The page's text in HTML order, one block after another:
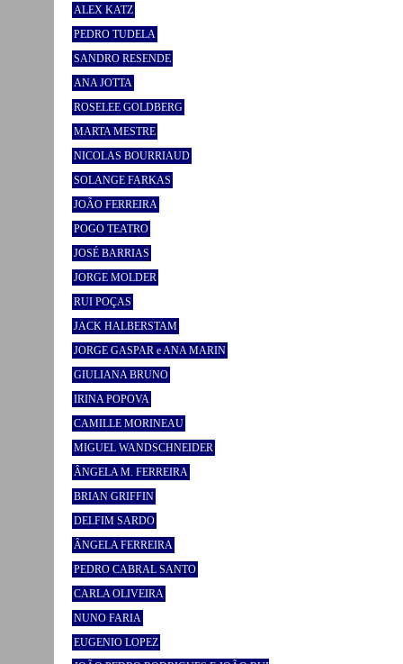
ALEX KATZ
PEDRO TUDELA
SANDRO RESENDE
ANA JOTTA
ROSELEE GOLDBERG
MARTA MESTRE
NICOLAS BOURRIAUD
SOLANGE FARKAS
JOÃO FERREIRA
POGO TEATRO
JOSÉ BARRIAS
JORGE MOLDER
RUI POÇAS
JACK HALBERSTAM
JORGE GASPAR e ANA MARIN
GIULIANA BRUNO
IRINA POPOVA
CAMILLE MORINEAU
MIGUEL WANDSCHNEIDER
ÂNGELA M. FERREIRA
BRIAN GRIFFIN
DELFIM SARDO
ÂNGELA FERREIRA
PEDRO CABRAL SANTO
CARLA OLIVEIRA
NUNO FARIA
EUGENIO LOPEZ